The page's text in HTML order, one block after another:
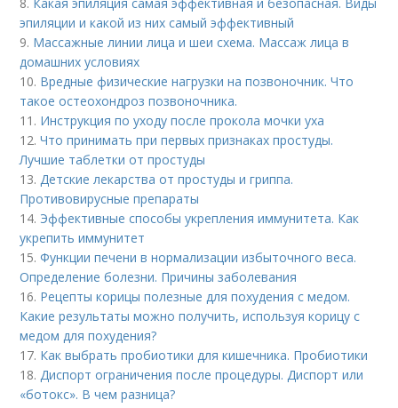
эпиляции и какой из них самый эффективный
9. Массажные линии лица и шеи схема. Массаж лица в
домашних условиях
10. Вредные физические нагрузки на позвоночник. Что
такое остеохондроз позвоночника.
11. Инструкция по уходу после прокола мочки уха
12.Что принимать при первых признаках простуды.
Лучшие таблетки от простуды
13. Детские лекарства от простуды и гриппа.
Противовирусные препараты
14. Эффективные способы укрепления иммунитета. Как
укрепить иммунитет
15.Функции печени в нормализации избыточного веса.
Определение болезни. Причины заболевания
16. Рецепты корицы полезные для похудения с медом.
Какие результаты можно получить, используя корицу с
медом для похудения?
17. Как выбрать пробиотики для кишечника. Пробиотики
18. Диспорт ограничения после процедуры. Диспорт или
«ботокс». В чем разница?